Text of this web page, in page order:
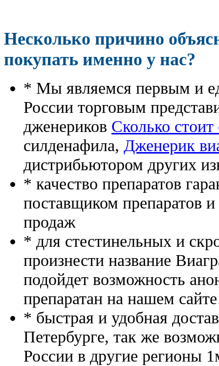
Несколько причино
покупать именно у нас?
* Мы являемся первым и
России торговым
дженериков Сколько
силденафила, Дженерик
дистрибьютором других
* качество препаратов
поставщиком препаратов
продаж
* для стестинельных и
произнести название
подойдет возможность
препаратан на нашем
* быстрая и удобная
Петербурге, так же
России в другие регионы